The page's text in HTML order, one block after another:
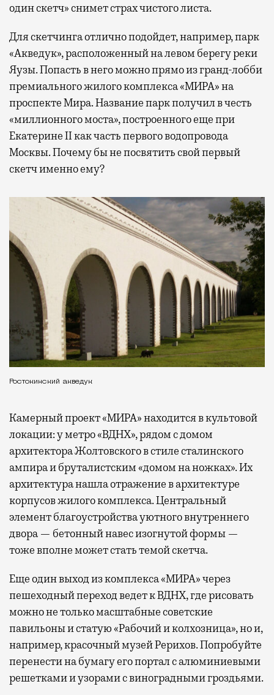
один скетч» снимет страх чистого листа.
Для скетчинга отлично подойдет, например, парк
«Акведук», расположенный на левом берегу реки
Яузы. Попасть в него можно прямо из гранд-лобби
премиального жилого комплекса «МИРА» на
проспекте Мира. Название парк получил в честь
«миллионного моста», построенного еще при
Екатерине II как часть первого водопровода
Москвы. Почему бы не посвятить свой первый
скетч именно ему?
Ростокинский акведук
Камерный проект «МИРА» находится в культовой
локации: у метро «ВДНХ», рядом с домом
архитектора Жолтовского в стиле сталинского
ампира и бруталистским «домом на ножках». Их
архитектура нашла отражение в архитектуре
корпусов жилого комплекса. Центральный
элемент благоустройства уютного внутреннего
двора — бетонный навес изогнутой формы —
тоже вполне может стать темой скетча.
Еще один выход из комплекса «МИРА» через
пешеходный переход ведет к ВДНХ, где рисовать
можно не только масштабные советские
павильоны и статую «Рабочий и колхозница», но и,
например, красочный музей Рерихов. Попробуйте
перенести на бумагу его портал с алюминиевыми
решетками и узорами с виноградными гроздьями.